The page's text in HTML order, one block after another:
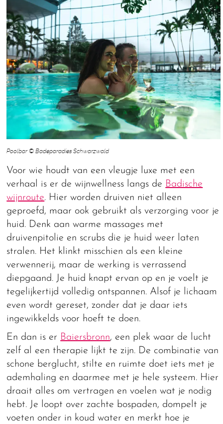
Poolbar © Badeparadies Schwarzwald
Voor wie houdt van een vleugje luxe met een
verhaal is er de wijnwellness langs de Badische
wijnroute. Hier worden druiven niet alleen
geproefd, maar ook gebruikt als verzorging voor je
huid. Denk aan warme massages met
druivenpitolie en scrubs die je huid weer laten
stralen. Het klinkt misschien als een kleine
verwennerij, maar de werking is verrassend
diepgaand. Je huid knapt ervan op en je voelt je
tegelijkertijd volledig ontspannen. Alsof je lichaam
even wordt gereset, zonder dat je daar iets
ingewikkelds voor hoeft te doen.
En dan is er Baiersbronn, een plek waar de lucht
zelf al een therapie lijkt te zijn. De combinatie van
schone berglucht, stilte en ruimte doet iets met je
ademhaling en daarmee met je hele systeem. Hier
draait alles om vertragen en voelen wat je nodig
hebt. Je loopt over zachte bospaden, dompelt je
voeten onder in koud water en merkt hoe je